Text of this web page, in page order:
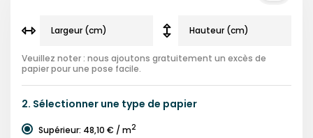
Veuillez noter : nous ajoutons gratuitement un excès de
papier pour une pose facile.
2. Sélectionner une type de papier
Supérieur: 48,10 € / m2